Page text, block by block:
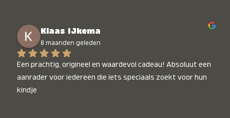
Klaas IJkema
8 maanden geleden
Een prachtig, origineel en waardevol cadeau! Absoluut een
aanrader voor iedereen die iets speciaals zoekt voor hun
kindje